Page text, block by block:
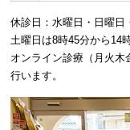
休診日：水曜日・日曜日
土曜日は8時45分から14
オンライン診療（月火木
行います。